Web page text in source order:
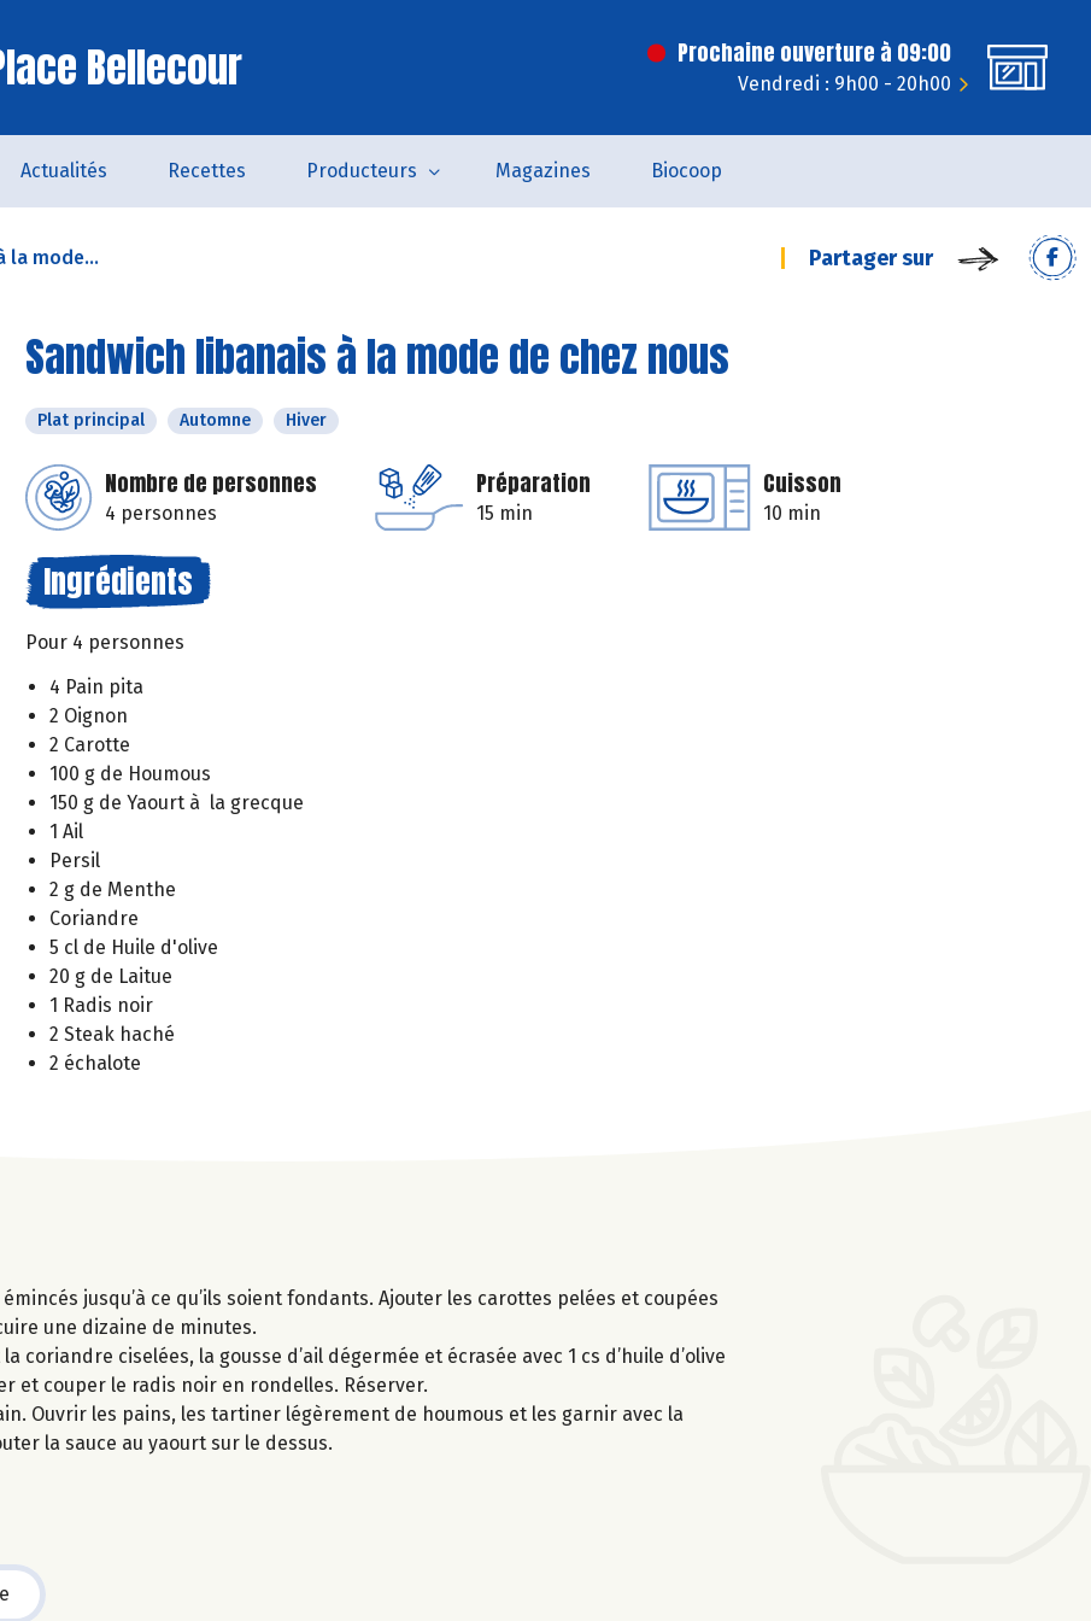
Bellecour Prochaine ouverture à 09:00
Vendredi : 9h00 - 20h00
Actualités Recettes Producteurs Magazines Biocoop
la mode... Partager sur
Sandwich libanais à la mode de chez nous
Plat principal Automne Hiver
Nombre de personnes
4 personnes
Préparation
15 min
Cuisson
10 min
Ingrédients
Pour 4 personnes
4 Pain pita
2 Oignon
2 Carotte
100 g de Houmous
150 g de Yaourt à la grecque
1 Ail
Persil
2 g de Menthe
Coriandre
5 cl de Huile d'olive
20 g de Laitue
1 Radis noir
2 Steak haché
2 échalote
jusqu’à ce qu’ils soient fondants. Ajouter les carottes pelées et coupées
une dizaine de minutes.
ciselées, la gousse d’ail dégermée et écrasée avec 1 cs d’huile d’olive
et couper le radis noir en rondelles. Réserver.
Ouvrir les pains, les tartiner légèrement de houmous et les garnir avec la
la sauce au yaourt sur le dessus.